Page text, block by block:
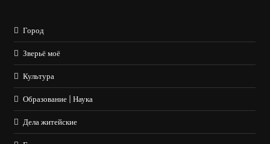
Город
Зверьё моё
Культура
Образование | Наука
Дела житейские